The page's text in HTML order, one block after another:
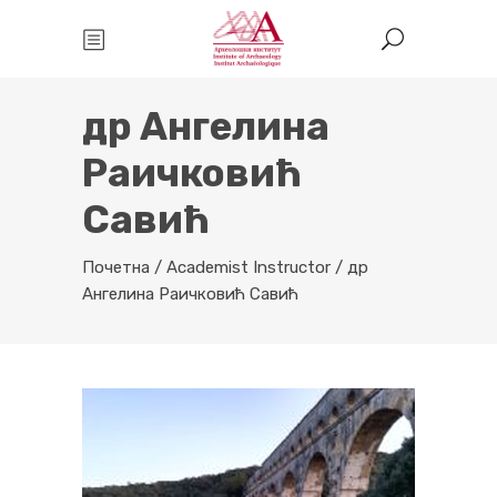
др Ангелина
Раичковић
Савић
Почетна / Academist Instructor / др
Ангелина Раичковић Савић